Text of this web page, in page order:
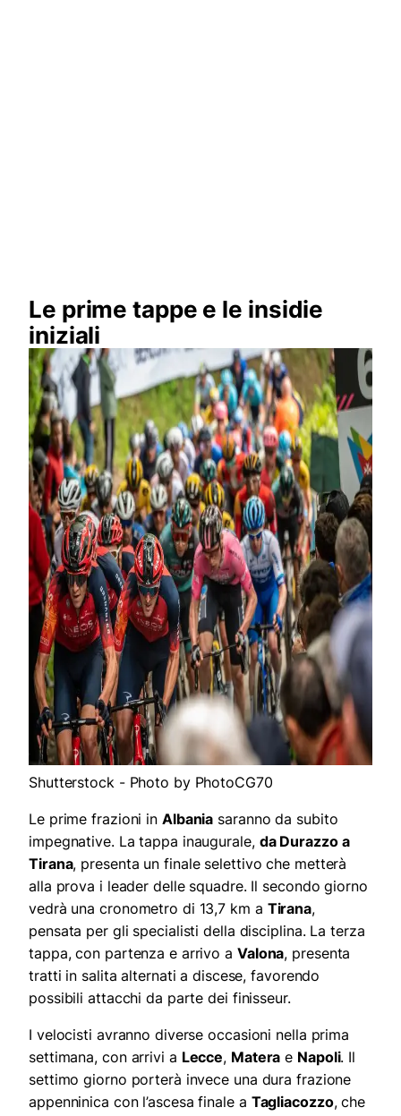
Le prime tappe e le insidie
iniziali
Shutterstock - Photo by PhotoCG70
Le prime frazioni in Albania saranno da subito
impegnative. La tappa inaugurale, da Durazzo a
Tirana, presenta un finale selettivo che metterà
alla prova i leader delle squadre. Il secondo giorno
vedrà una cronometro di 13,7 km a Tirana,
pensata per gli specialisti della disciplina. La terza
tappa, con partenza e arrivo a Valona, presenta
tratti in salita alternati a discese, favorendo
possibili attacchi da parte dei finisseur.
I velocisti avranno diverse occasioni nella prima
settimana, con arrivi a Lecce, Matera e Napoli. Il
settimo giorno porterà invece una dura frazione
appenninica con l’ascesa finale a Tagliacozzo, che